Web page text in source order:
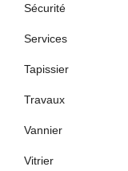
Sécurité
Services
Tapissier
Travaux
Vannier
Vitrier